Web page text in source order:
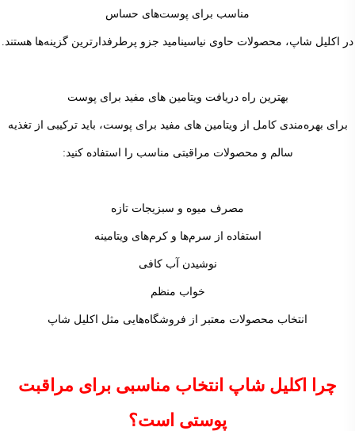
مناسب برای پوست‌های حساس
در اکلیل شاپ، محصولات حاوی نیاسینامید جزو پرطرفدارترین گزینه‌ها هستند.
بهترین راه دریافت ویتامین های مفید برای پوست
برای بهره‌مندی کامل از ویتامین های مفید برای پوست، باید ترکیبی از تغذیه
سالم و محصولات مراقبتی مناسب را استفاده کنید:
مصرف میوه و سبزیجات تازه
استفاده از سرم‌ها و کرم‌های ویتامینه
نوشیدن آب کافی
خواب منظم
انتخاب محصولات معتبر از فروشگاه‌هایی مثل اکلیل شاپ
چرا اکلیل شاپ انتخاب مناسبی برای مراقبت
پوستی است؟